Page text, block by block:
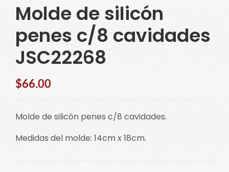
Molde de silicón
penes c/8 cavidades
JSC22268
$66.00
Molde de silicón penes c/8 cavidades.
Medidas del molde: 14cm x 18cm.